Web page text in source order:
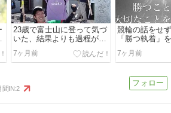
23歳で富士山に登って気づ
いた、結果よりも過程が記
憶に残る理由
7ヶ月前
競輪の話をせ
「勝つ執着」
手が最強にな
7ヶ月前
間IN:2